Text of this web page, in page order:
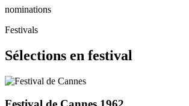
nominations
Festivals
Sélections en festival